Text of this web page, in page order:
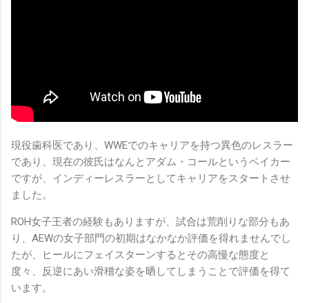
現役歯科医であり、WWEでのキャリアを持つ異色のレスラー
であり、現在の彼氏はなんとアダム・コールというベイカー
ですが、インディーレスラーとしてキャリアをスタートさせ
ました。
ROH女子王者の経験もありますが、試合は荒削りな部分もあ
り、AEWの女子部門の初期はなかなか評価を得れませんでし
たが、ヒールにフェイスターンするとその高慢な態度と
度々、反逆にあい滑稽な姿を晒してしまうことで評価を得て
います。